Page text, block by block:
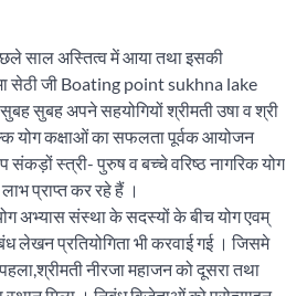
साल अस्तित्व में आया तथा इसकी
सेठी जी Boating point sukhna lake
सुबह अपने सहयोगियों श्रीमती उषा व श्री
योग कक्षाओं का सफलता पूर्वक आयोजन
स्त्री- पुरुष व बच्चे वरिष्ठ नागरिक योग
प्राप्त कर रहे हैं ।
अभ्यास संस्था के सदस्यों के बीच योग एवम्
लेखन प्रतियोगिता भी करवाई गई । जिसमे
नीरजा महाजन को दूसरा तथा